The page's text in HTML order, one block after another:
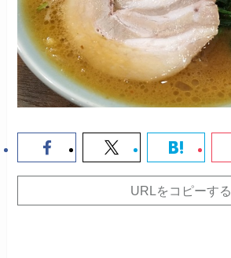
URLをコピーする